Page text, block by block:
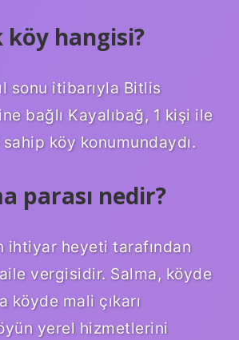
köy hangisi?
sonu itibarıyla Bitlis
bağlı Kayalıbağ, 1 kişi ile
köy konumundaydı.
parası nedir?
ihtiyar heyeti tarafından
vergisidir. Salma, köyde
köyde mali çıkarı
yerel hizmetlerini